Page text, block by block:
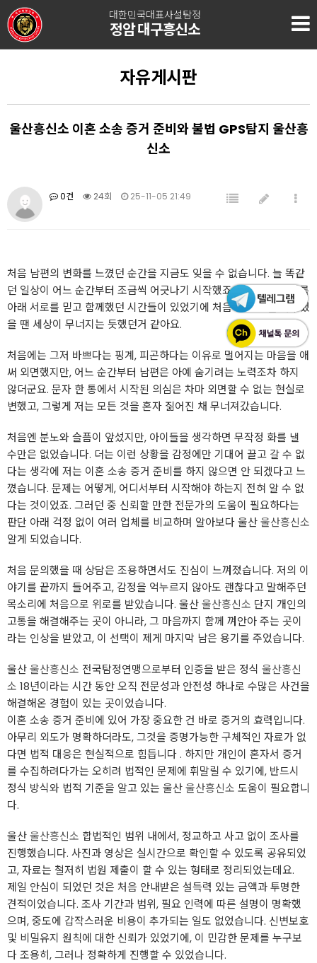
대한민국대표사설탐정
정암 대구흥신소
자유게시판
울산흥신소 이혼 소송 증거 준비와 불법 GPS탐지 울산흥
신소
0건 24회 25-11-05 21:49
처음 남편의 변화를 느꼈던 순간을 지금도 잊을 수 없습니다. 늘 똑같
던 일상이 어느 순간부터 조금씩 어긋나기 시작했죠. 결혼이라는 이름
아래 서로를 믿고 함께했던 시간들이 있었기에 처음 그 느낌을 마주했
을 땐 세상이 무너지는 듯했던거 같아요.
처음에는 그저 바쁘다는 핑계, 피곤하다는 이유로 멀어지는 마음을 애
써 외면했지만, 어느 순간부터 남편은 아예 숨기려는 노력조차 하지
않더군요. 문자 한 통에서 시작된 의심은 차마 외면할 수 없는 현실로
변했고, 그렇게 저는 모든 것을 혼자 짊어진 채 무너져갔습니다.
처음엔 분노와 슬픔이 앞섰지만, 아이들을 생각하면 무작정 화를 낼
수만은 없었습니다. 더는 이런 상황을 감정에만 기대어 끌고 갈 수 없
다는 생각에 저는 이혼 소송 증거 준비를 하지 않으면 안 되겠다고 느
꼈습니다. 문제는 어떻게, 어디서부터 시작해야 하는지 전혀 알 수 없
다는 것이었죠. 그러던 중 신뢰할 만한 전문가의 도움이 필요하다는
판단 아래 걱정 없이 여러 업체를 비교하며 알아보다 울산울산흥신소
알게 되었습니다.
처음 문의했을 때 상담은 조용하면서도 진심이 느껴졌습니다. 저의 이
야기를 끝까지 들어주고, 감정을 억누르지 않아도 괜찮다고 말해주던
목소리에 처음으로 위로를 받았습니다. 울산울산흥신소 단지 개인의
고통을 해결해주는 곳이 아니라, 그 마음까지 함께 껴안아 주는 곳이
라는 인상을 받았고, 이 선택이 제게 마지막 남은 용기를 주었습니다.
울산울산흥신소 전국탐정연맹으로부터 인증을 받은 정식 울산흥신
소 18년이라는 시간 동안 오직 전문성과 안전성 하나로 수많은 사건을
해결해온 경험이 있는 곳이었습니다.
이혼 소송 증거 준비에 있어 가장 중요한 건 바로 증거의 효력입니다.
아무리 외도가 명확하더라도, 그것을 증명가능한 구체적인 자료가 없
다면 법적 대응은 현실적으로 힘듭니다 . 하지만 개인이 혼자서 증거
를 수집하려다가는 오히려 법적인 문제에 휘말릴 수 있기에, 반드시
정식 방식와 법적 기준을 알고 있는 울산울산흥신소 도움이 필요합니
다.
울산울산흥신소 합법적인 범위 내에서, 정교하고 사고 없이 조사를
진행했습니다. 사진과 영상은 실시간으로 확인할 수 있도록 공유되었
고, 자료는 철저히 법원 제출이 할 수 있는 형태로 정리되었는데요.
제일 안심이 되었던 것은 처음 안내받은 설득력 있는 금액과 투명한
견적이었습니다. 조사 기간과 범위, 필요 인력에 따른 설명이 명확했
으며, 중도에 갑작스러운 비용이 추가되는 일도 없었습니다. 신변보호
및 비밀유지 원칙에 대한 신뢰가 있었기에, 이 민감한 문제를 누구보
다 조용히, 그러나 정확하게 진행할 수 있었습니다.